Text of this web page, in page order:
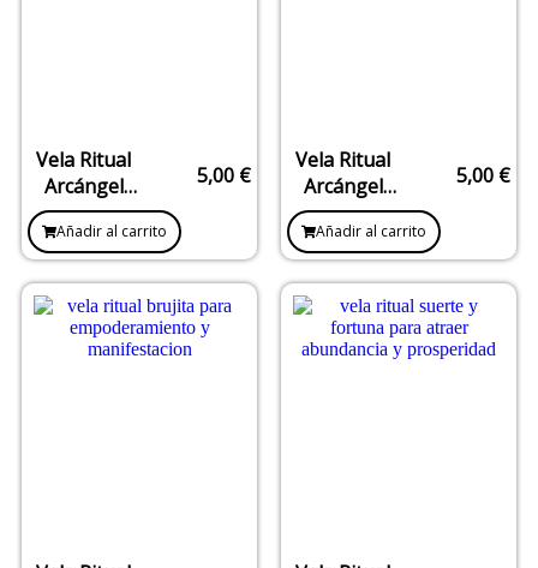
Vela Ritual
Arcángel
Jofiel –
Sabiduría,
Claridad
Mental y
Iluminación
5,00 €
Añadir al carrito
Vela Ritual
Arcángel
Miguel –
Protección,
Justicia y
Defensa
Espiritual
5,00 €
Añadir al carrito